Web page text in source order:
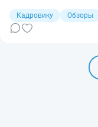
Кадровику Обзоры